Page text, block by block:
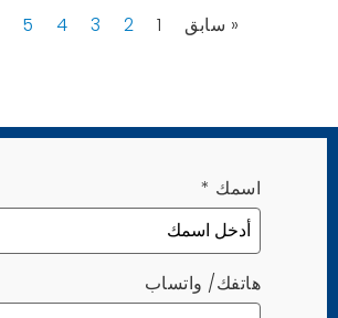
« سابق 1
2
3
4
5
اسمك *
هاتفك/ واتساب